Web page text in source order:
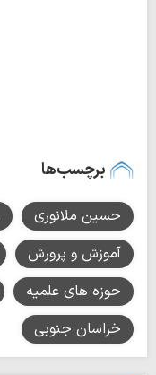
برچسب‌ها
حسین ملانوری
آموزش و پرورش
حوزه های علمیه
خراسان جنوبی